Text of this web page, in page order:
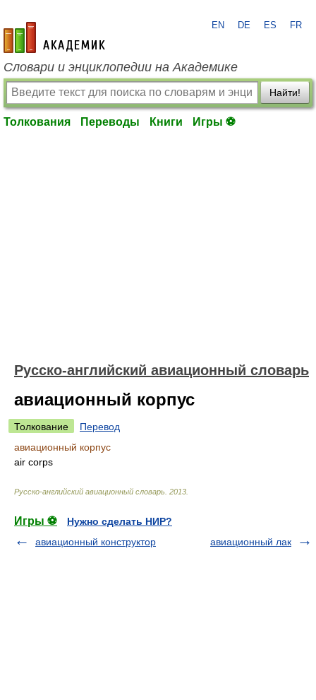
academic.ru
EN DE ES FR
Словари и энциклопедии на Академике
Найти!
Толкования Переводы Книги Игры ⚽
Русско-английский авиационный словарь
авиационный корпус
Толкование
Перевод
авиационный корпус
air corps
Русско-английский авиационный словарь 2013
Игры ⚽
Нужно сделать НИР?
авиационный конструктор
авиационный лак